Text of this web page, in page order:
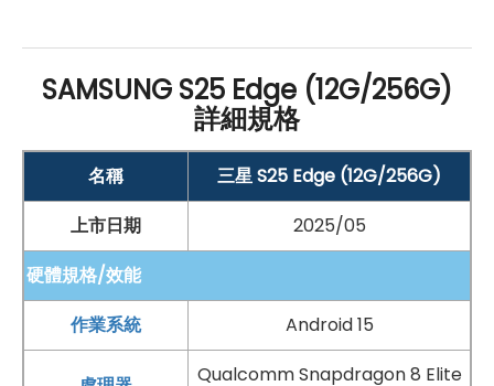
SAMSUNG S25 Edge (12G/256G)
詳細規格
名稱
三星 S25 Edge (12G/256G)
上市日期
2025/05
硬體規格/效能
作業系統
Android 15
Qualcomm Snapdragon 8 Elite